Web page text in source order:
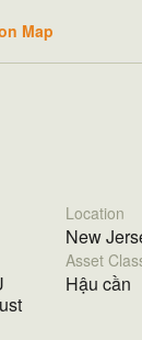
Map
Location
New
Asset
Hậu cần